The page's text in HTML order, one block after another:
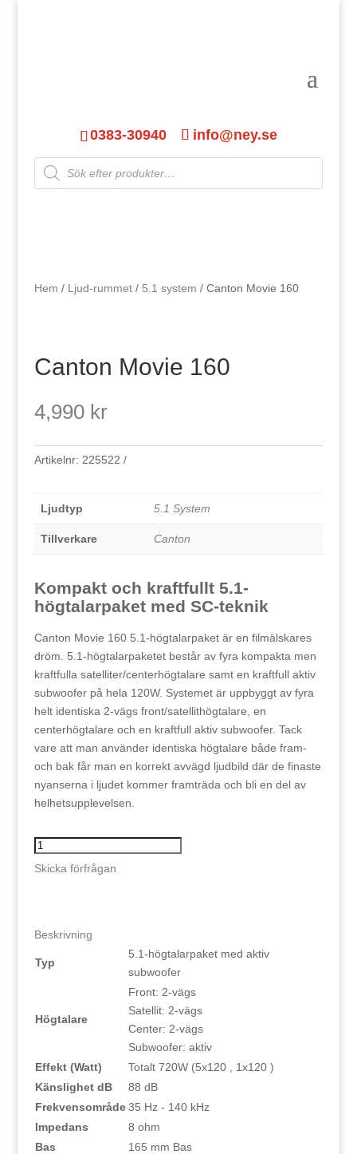
0383-30940 info@ney.se
Products
search
Hem / Ljud-rummet/ 5.1 system / Canton Movie 160
Canton Movie 160
4,990 kr
Artikelnr: 225522
Ljudtyp 5.1 System
Tillverkare Canton
Kompakt och kraftfullt 5.1-
högtalarpaket med SC-teknik
Canton Movie 160 5.1-högtalarpaket är en filmälskares
dröm. 5.1-högtalarpaketet består av fyra kompakta men
kraftfulla satelliter/centerhögtalare samt en kraftfull aktiv
subwoofer på hela 120W. Systemet är uppbyggt av fyra
helt identiska 2-vägs front/satellithögtalare, en
centerhögtalare och en kraftfull aktiv subwoofer. Tack
vare att man använder identiska högtalare både fram-
och bak får man en korrekt avvägd ljudbild där de finaste
nyanserna i ljudet kommer framträda och bli en del av
helhetsupplevelsen.
Canton
Movie
Skicka förfrågan
Beskrivning
Typ
5.1-högtalarpaket med aktiv
subwoofer
Högtalare
Front: 2-vägs
Satellit: 2-vägs
Center: 2-vägs
Subwoofer: aktiv
Effekt (Watt)
Totalt 720W (5x120 , 1x120 )
Känslighet dB
88 dB
Frekvensområde 35 Hz - 140 kHz
Impedans
8 ohm
Bas
165 mm Bas